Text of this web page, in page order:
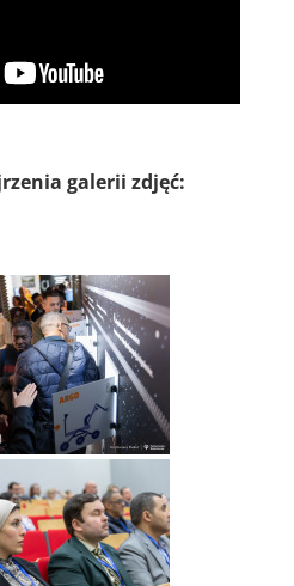
galerii zdjęć: